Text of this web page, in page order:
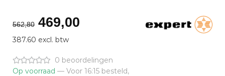
562,80 Oorspronkelijke
prijs
was:
€562,80.
469,00Huidige
€469,00.
387.60 excl. btw
0 beoordelingen
Op voorraad — Voor 16:15 besteld,